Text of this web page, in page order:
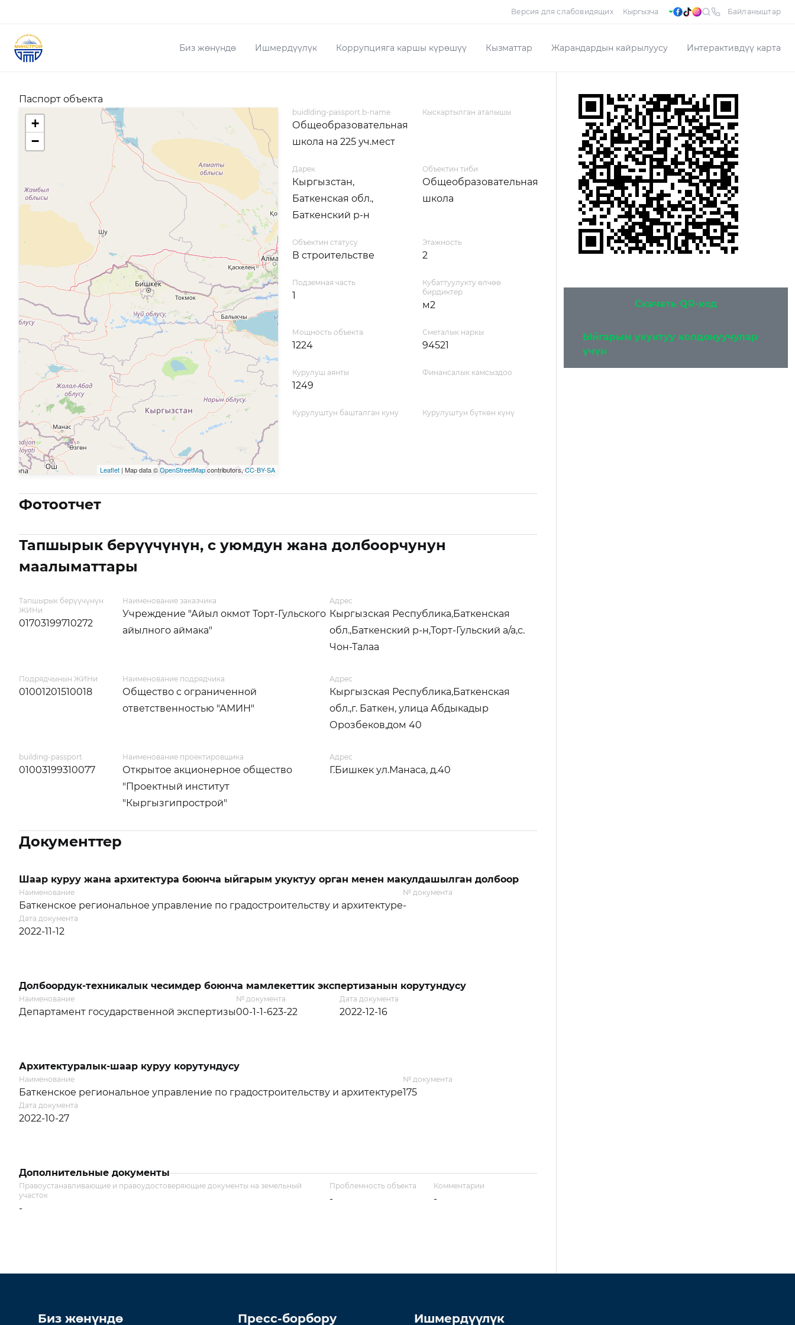
Версия для слабовидящих Байланыштар
Биз жөнүндө Ишмердүүлүк Коррупцияга каршы күрөшүү Кызматтар Жарандардын кайрылуусу Интерактивдүү карта
Паспорт объекта
+
−
Leaflet| Map data ©OpenStreetMapcontributors, CC-BY-SA
buidlding-passport.b-name
Общеобразовательная
школа на 225 уч.мест
Кыскартылган аталышы
Дарек
Кыргызстан,
Баткенская обл.,
Баткенский р-н
Объектин тиби
Общеобразовательная
школа
Объектин статусу
В строительстве
Этажность
2
Подземная часть
1
Кубаттуулукту өлчөө
бирдиктер
м2
Мощность объекта
1224
Сметалык наркы
94521
Курулуш аянты
1249
Финансалык камсыздоо
Курулуштун башталган куну Курулуштун бүткөн күнү
Фотоотчет
Тапшырык берүүчүнүн, с уюмдун жана долбоорчунун
маалыматтары
Тапшырык берүүчүнүн
ЖИНи
01703199710272
Наименование заказчика
Учреждение "Айыл окмот Торт-Гульского
айылного аймака"
Адрес
Кыргызская Республика,Баткенская
обл.,Баткенский р-н,Торт-Гульский а/а,с.
Чон-Талаа
Подрядчынын ЖИНи
01001201510018
Наименование подрядчика
Общество с ограниченной
ответственностью "АМИН"
Адрес
Кыргызская Республика,Баткенская
обл.,г. Баткен, улица Абдыкадыр
Орозбеков,дом 40
building-passport
01003199310077
Наименование проектировщика
Открытое акционерное общество
"Проектный институт
"Кыргызгипрострой"
Адрес
Г.Бишкек ул.Манаса, д.40
Документтер
Шаар куруу жана архитектура боюнча ыйгарым укуктуу орган менен макулдашылган долбоор
Наименование
Баткенское региональное управление по градостроительству и архитектуре
№ документа
-
Дата документа
2022-11-12
Долбоордук-техникалык чесимдер боюнча мамлекеттик экспертизанын корутундусу
Наименование
Департамент государственной экспертизы
№ документа
00-1-1-623-22
Дата документа
2022-12-16
Архитектуралык-шаар куруу корутундусу
Наименование
Баткенское региональное управление по градостроительству и архитектуре
№ документа
175
Дата документа
2022-10-27
Дополнительные документы
Правоустанавливающие и правоудостоверяющие документы на земельный
участок
-
Проблемность объекта
-
Комментарии
-
Скачать QR-код
Ыйгарым укуктуу колдонуучулар
үчүн
Биз жөнүндө Пресс-борбору Ишмердүүлүк